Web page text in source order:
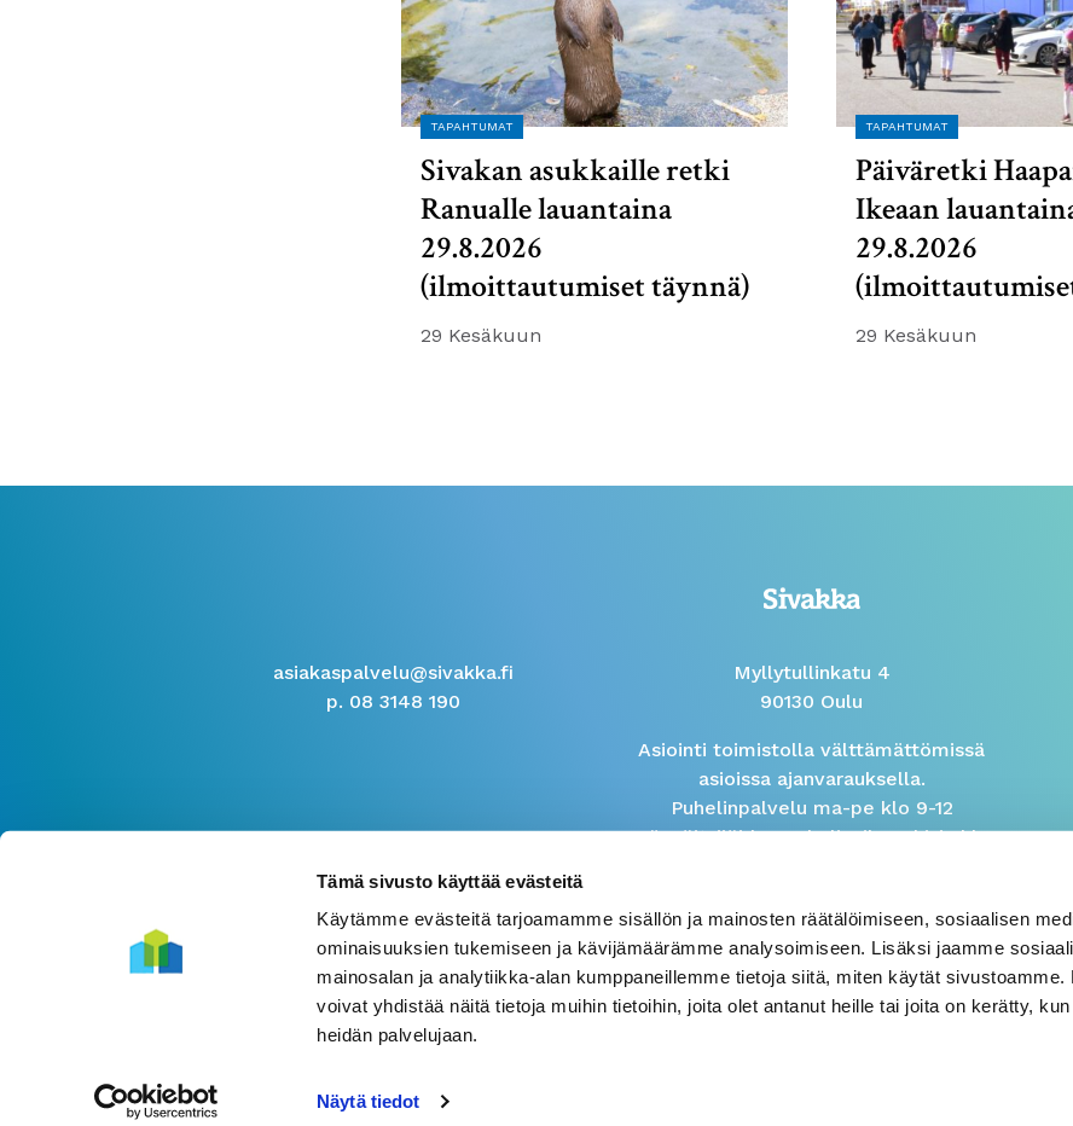
Tämä sivusto käyttää evästeitä
Käytämme evästeitä tarjoamamme sisällön ja mainosten räätälöimiseen, sosiaalisen
ominaisuuksien tukemiseen ja kävijämäärämme analysoimiseen. Lisäksi jaamme
mainosalan ja analytiikka-alan kumppaneillemme tietoja siitä, miten käytät sivustoamme.
voivat yhdistää näitä tietoja muihin tietoihin, joita olet antanut heille tai joita on kerätty,
heidän palvelujaan.
Näytä tiedot
TAPAHTUMAT
Sivakan asukkaille retki
Ranualle lauantaina
29.8.2026
(ilmoittautumiset täynnä)
29 Kesäkuun
TAPAHTUMAT
Päiväretki
Ikeaan
29.8.2026
29 Kesäkuun
asiakaspalvelu@sivakka.fi
p. 08 3148 190
Myllytullinkatu 4
90130 Oulu
Asiointi toimistolla välttämättömissä
asioissa ajanvarauksella.
Puhelinpalvelu ma-pe klo 9-12
Isännöitsijöiden puhelinaika arkisin klo
Väärinkäytösilmoitus